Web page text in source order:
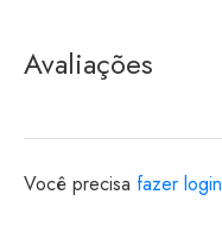
Avaliações
Você precisa fazer login